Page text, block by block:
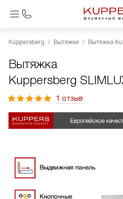
Kuppersberg Вытяжки Вытяжка
Вытяжка
Kuppersberg
1 отзыв